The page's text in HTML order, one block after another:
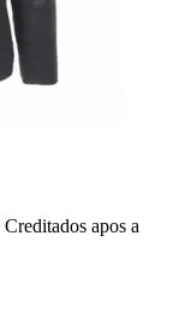
Creditados apos a